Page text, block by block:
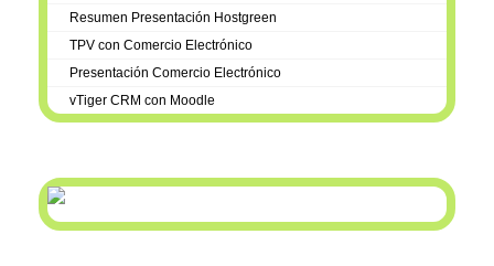
Resumen Presentación Hostgreen
TPV con Comercio Electrónico
Presentación Comercio Electrónico
vTiger CRM con Moodle